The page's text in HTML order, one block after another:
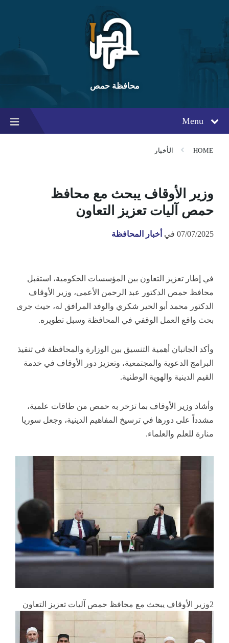
content
main
navigation
footer
محافظة حمص
Menu
HOME الأخبار
وزير الأوقاف يبحث مع محافظ
حمص آليات تعزيز التعاون
07/07/2025 في أخبار المحافظة
في إطار تعزيز التعاون بين المؤسسات الحكومية، استقبل
محافظ حمص الدكتور عبد الرحمن الأعمى، وزير الأوقاف
الدكتور محمد أبو الخير شكري والوفد المرافق له، حيث جرى
بحث واقع العمل الوقفي في المحافظة وسبل تطويره.
وأكد الجانبان أهمية التنسيق بين الوزارة والمحافظة في تنفيذ
البرامج الدعوية والمجتمعية، وتعزيز دور الأوقاف في خدمة
القيم الدينية والهوية الوطنية.
وأشاد وزير الأوقاف بما تزخر به حمص من طاقات علمية،
مشدداً على دورها في ترسيخ المفاهيم الدينية، وجعل سوريا
منارة للعلم والعلماء.
2وزير الأوقاف يبحث مع محافظ حمص آليات تعزيز التعاون